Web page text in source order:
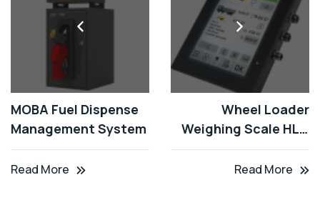
MOBA Fuel Dispense
Management System
Read More
Wheel Loader
Weighing Scale HLC
4000
Read More